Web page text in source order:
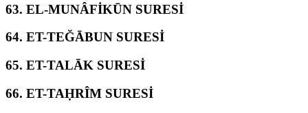
63. EL-MUNÂFİKŪN SURESİ
64. ET-TEĞĀBUN SURESİ
65. ET-TALĀK SURESİ
66. ET-TAḤRÎM SURESİ